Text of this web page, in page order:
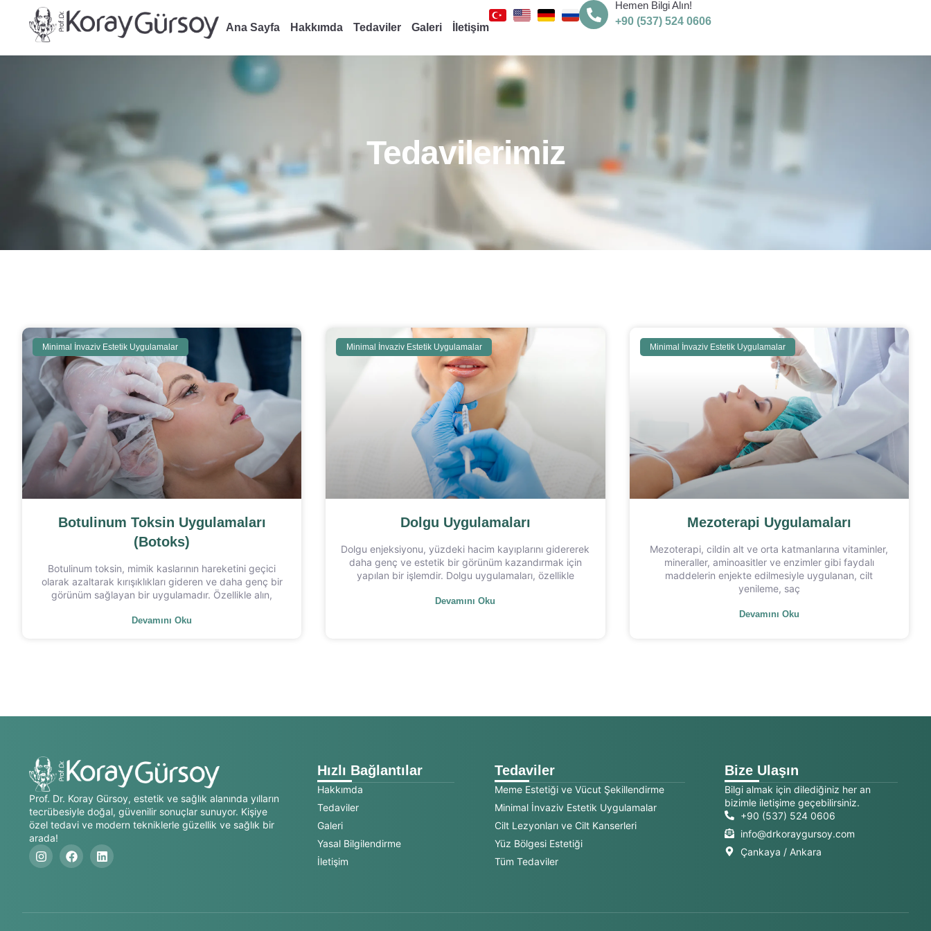
Ana Sayfa Hakkımda Tedaviler Galeri İletişim
Hemen Bilgi Alın!
+90 (537) 524 0606
Tedavilerimiz
Minimal İnvaziv Estetik Uygulamalar
Botulinum Toksin Uygulamaları
(Botoks)
Botulinum toksin, mimik kaslarının hareketini geçici
olarak azaltarak kırışıklıkları gideren ve daha genç bir
görünüm sağlayan bir uygulamadır. Özellikle alın,
Devamını Oku
Minimal İnvaziv Estetik Uygulamalar
Dolgu Uygulamaları
Dolgu enjeksiyonu, yüzdeki hacim kayıplarını gidererek
daha genç ve estetik bir görünüm kazandırmak için
yapılan bir işlemdir. Dolgu uygulamaları, özellikle
Devamını Oku
Minimal İnvaziv Estetik Uygulamalar
Mezoterapi Uygulamaları
Mezoterapi, cildin alt ve orta katmanlarına vitaminler,
mineraller, aminoasitler ve enzimler gibi faydalı
maddelerin enjekte edilmesiyle uygulanan, cilt
yenileme, saç
Devamını Oku
Prof. Dr. Koray Gürsoy, estetik ve sağlık alanında yılların
tecrübesiyle doğal, güvenilir sonuçlar sunuyor. Kişiye
özel tedavi ve modern tekniklerle güzellik ve sağlık bir
arada!
Hızlı Bağlantılar
Hakkımda
Tedaviler
Galeri
Yasal Bilgilendirme
İletişim
Tedaviler
Meme Estetiği ve Vücut Şekillendirme
Minimal İnvaziv Estetik Uygulamalar
Cilt Lezyonları ve Cilt Kanserleri
Yüz Bölgesi Estetiği
Tüm Tedaviler
Bize Ulaşın
Bilgi almak için dilediğiniz her an
bizimle iletişime geçebilirsiniz.
+90 (537) 524 0606
info@drkoraygursoy.com
Çankaya / Ankara